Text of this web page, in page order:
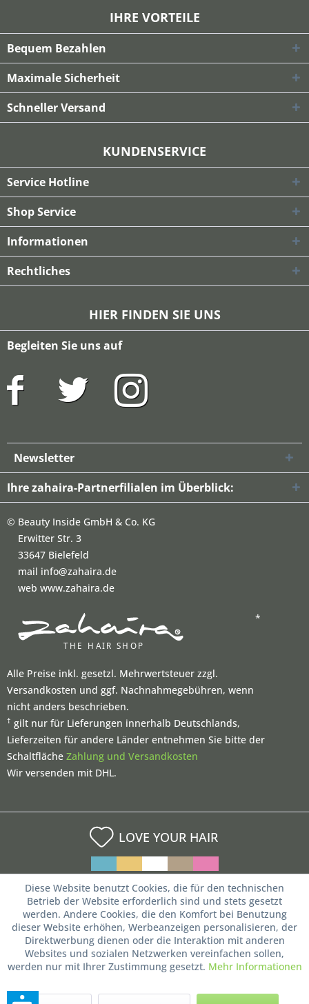
IHRE VORTEILE
Bequem Bezahlen
Maximale Sicherheit
Schneller Versand
KUNDENSERVICE
Service Hotline
Shop Service
Informationen
Rechtliches
HIER FINDEN SIE UNS
Begleiten Sie uns auf
Newsletter
Ihre zahaira-Partnerfilialen im Überblick:
© Beauty Inside GmbH & Co. KG
Erwitter Str. 3
33647 Bielefeld
mail info@zahaira.de
web www.zahaira.de
*
Alle Preise inkl. gesetzl. Mehrwertsteuer zzgl.
Versandkosten und ggf. Nachnahmegebühren, wenn
nicht anders beschrieben.
† gilt nur für Lieferungen innerhalb Deutschlands,
Lieferzeiten für andere Länder entnehmen Sie bitte der
Schaltfläche Zahlung und Versandkosten
Wir versenden mit DHL.
LOVE YOUR HAIR
Diese Website benutzt Cookies, die für den technischen
Betrieb der Website erforderlich sind und stets gesetzt
werden. Andere Cookies, die den Komfort bei Benutzung
dieser Website erhöhen, Werbeanzeigen personalisieren, der
Direktwerbung dienen oder die Interaktion mit anderen
Websites und sozialen Netzwerken vereinfachen sollen,
werden nur mit Ihrer Zustimmung gesetzt. Mehr Informationen